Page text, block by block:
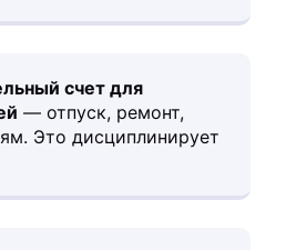
счет для
— отпуск, ремонт,
Это дисциплинирует